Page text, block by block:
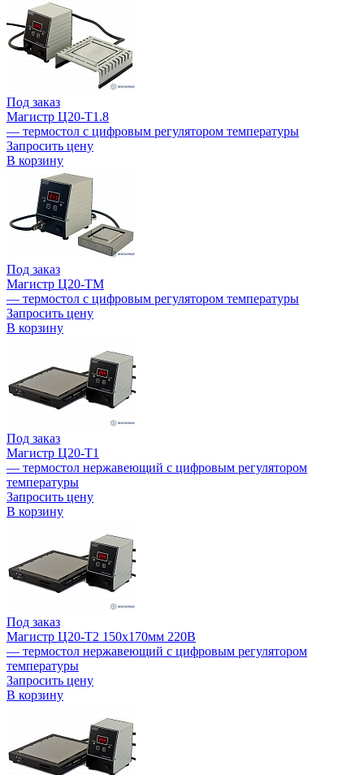
Под заказ
Магистр Ц20-Т1.8
— термостол с цифровым регулятором температуры
Запросить цену
В корзину
Под заказ
Магистр Ц20-ТМ
— термостол с цифровым регулятором температуры
Запросить цену
В корзину
Под заказ
Магистр Ц20-Т1
— термостол нержавеющий с цифровым регулятором
температуры
Запросить цену
В корзину
Под заказ
Магистр Ц20-Т2 150х170мм 220В
— термостол нержавеющий с цифровым регулятором
температуры
Запросить цену
В корзину